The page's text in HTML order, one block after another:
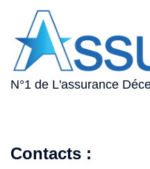
N°1 de L'assurance
Contacts :